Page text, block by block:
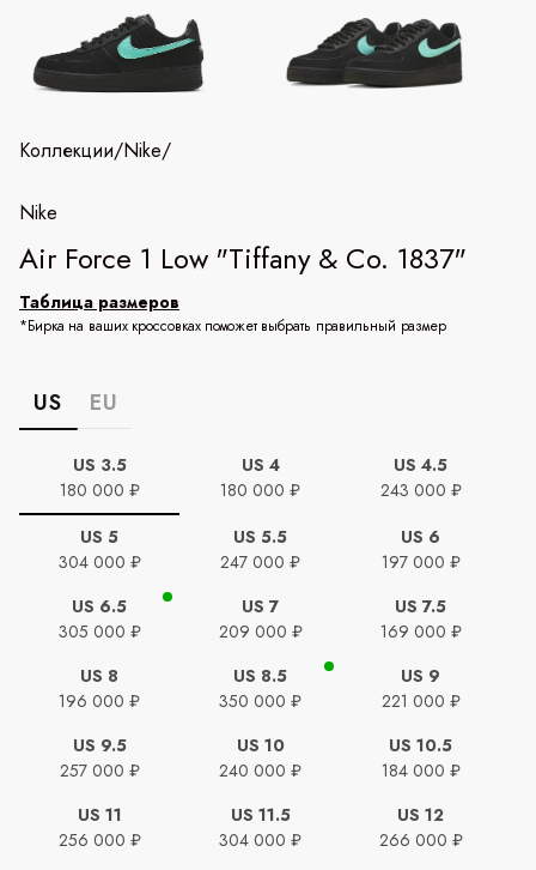
Коллекции/Nike/
Nike
Air Force 1 Low "Tiffany & Co. 1837"
Таблица размеров
*Бирка на ваших кроссовках поможет выбрать правильный размер
US EU
US 3.5
180 000 ₽
US 4
180 000 ₽
US 4.5
243 000 ₽
US 5
304 000 ₽
US 5.5
247 000 ₽
US 6
197 000 ₽
US 6.5
305 000 ₽
US 7
209 000 ₽
US 7.5
169 000 ₽
US 8
196 000 ₽
US 8.5
350 000 ₽
US 9
221 000 ₽
US 9.5
257 000 ₽
US 10
240 000 ₽
US 10.5
184 000 ₽
US 11
256 000 ₽
US 11.5
304 000 ₽
US 12
266 000 ₽